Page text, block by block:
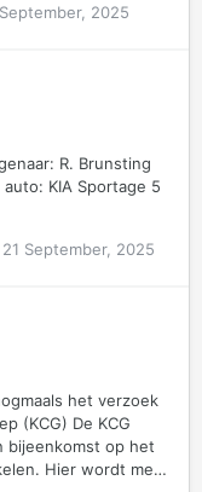
2025
21 September, 2025
het verzoek
(KCG) De KCG
bijeenkomst op het
Hier wordt met